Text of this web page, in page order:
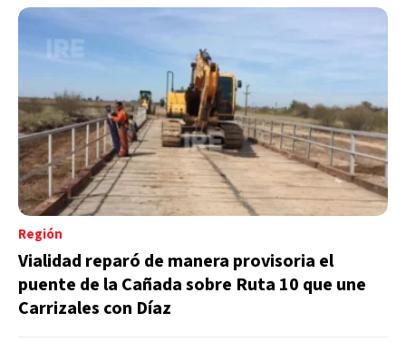
Región
Vialidad reparó de manera provisoria el
puente de la Cañada sobre Ruta 10 que une
Carrizales con Díaz